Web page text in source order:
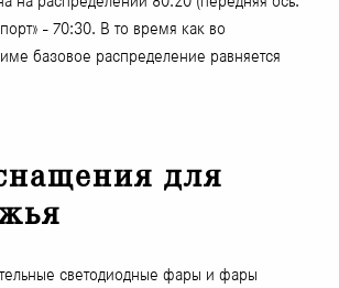
- 70:30. В то время как во
базовое распределение равняется
для
светодиодные фары и фары